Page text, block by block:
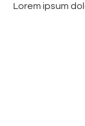
Lorem ipsum